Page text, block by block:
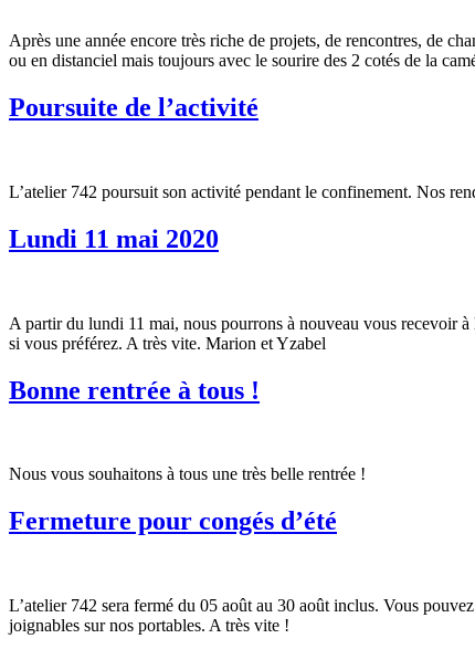
Après une année encore très riche de projets, de rencontres, de
ou en distanciel mais toujours avec le sourire des 2 cotés de la
Poursuite de l’activité
L’atelier 742 poursuit son activité pendant le confinement. Nos
Lundi 11 mai 2020
A partir du lundi 11 mai, nous pourrons à nouveau vous recevoir
si vous préférez. A très vite. Marion et Yzabel
Bonne rentrée à tous !
Nous vous souhaitons à tous une très belle rentrée !
Fermeture pour congés d’été
L’atelier 742 sera fermé du 05 août au 30 août inclus. Vous
joignables sur nos portables. A très vite !